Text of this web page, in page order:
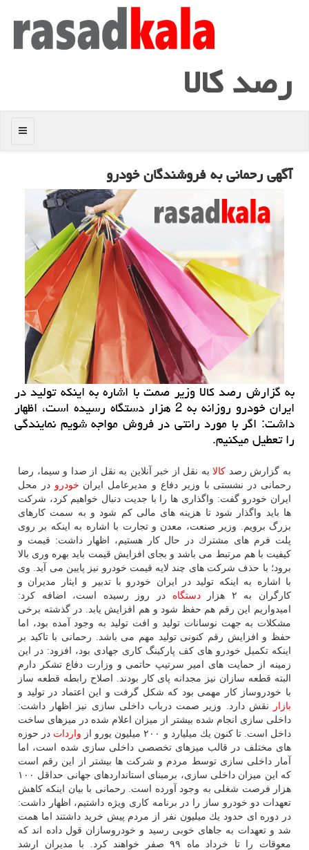
رصد كالا
منو
آگهی رحمانی به فروشندگان خودرو
به گزارش رصد كالا وزیر صمت با اشاره به اینكه تولید در
ایران خودرو روزانه به 2 هزار دستگاه رسیده است، اظهار
داشت: اگر با مورد رانتی در فروش مواجه شویم نمایندگی
را تعطیل میكنیم.
به گزارش رصد كالابه نقل از خبر آنلاین به نقل از صدا و سیما، رضا
رحمانی در نشستی با وزیر دفاع و مدیرعامل ایران خودرو در محل
ایران خودرو گفت: واگذاری ها را با جدیت دنبال خواهیم كرد، شركت
ها باید واگذار شود تا هزینه های مالی كم شود و به سمت كارهای
بزرگ برویم. وزیر صنعت، معدن و تجارت با اشاره به اینكه بر روی
پلت فرم های مشترك در حال كار هستیم، اظهار داشت: قیمت و
كیفیت با هم مرتبط می باشد و بجای افزایش قیمت باید بهره وری بالا
برود؛ با حذف شركت های چند لایه قیمت خودرو نیز پایین می آید. وی
با اشاره به اینكه تولید در ایران خودرو با تدبیر و ایثار مدیران و
كارگران به ۲ هزار
دستگاه در روز رسیده است، اضافه كرد:
امیدواریم این رقم هم حفظ شود و هم افزایش یابد. در گذشته برخی
مشكلات به جهت نوسانات تولید و افت تولید به وجود آمده بود، اما
حفظ و افزایش رقم كنونی تولید مهم می باشد. رحمانی با تاكید بر
اینكه تكمیل خودرو های كف پاركینگ كاری جهادی بود، افزود: در این
زمینه از حمایت های امیر سرتیپ حاتمی و وزارت دفاع تشكر دارم
البته قطعه سازان نیز مجدانه پای كار بودند. اصلاح رابطه قطعه ساز
با خودروساز كار مهمی بود كه شكل گرفت و این اعتماد در تولید و
بازار
نقش دارد. وزیر صمت درباب داخلی سازی نیز اظهار داشت:
داخلی سازی انجام شده بیشتر از میزان اعلام شده در میزهای ساخت
داخل است. تا كنون یك میلیارد و ۲۰۰ میلیون یورو از
واردات در حوزه
های مختلف در قالب میزهای تخصصی داخلی سازی شده است، اما
آمار داخلی سازی توسط مردم و شركت ها بیشتر از این رقم است
كه این میزان داخلی سازی، برمبنای استانداردهای جهانی حداقل ۱۰۰
هزار فرصت شغلی به وجود آورده است. رحمانی با بیان اینكه كاهش
تعهدات دو خودرو ساز را در برنامه كاری ویژه داشتیم، اظهار داشت:
در دوره ای حدود یك میلیون نفر از مردم پیش خرید داشتند اما همت
شد و تعهدات به جاهای خوبی رسید و خودروسازان قول داده اند كه
معوقات را تا خرداد ماه ۹۹ صفر خواهند كرد. با مدیران ارشد